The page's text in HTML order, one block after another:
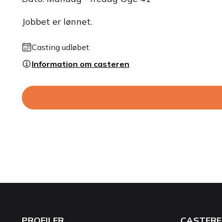
Jobbet er lønnet.
Casting udløbet
Information om casteren